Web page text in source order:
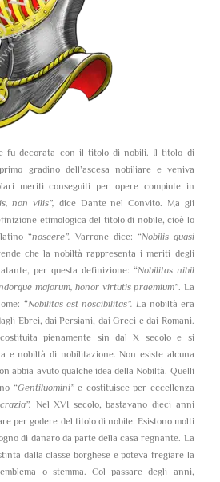
fu decorata con il titolo di nobili. Il titolo di
gradino dell’ascesa nobiliare e veniva
meriti conseguiti per opere compiute in
non vilis”, dice Dante nel Convito. Ma gli
etimologica del titolo di nobile, cioè lo
“noscere”. Varrone dice: “Nobilis quasi
che la nobiltà rappresenta i meriti degli
per questa definizione: “Nobilitas nihil
majorum, honor virtutis praemium”. La
“Nobilitas est noscibilitas”. La nobiltà era
Ebrei, dai Persiani, dai Greci e dai Romani.
pienamente sin dal X secolo e si
e nobiltà di nobilitazione. Non esiste alcuna
abbia avuto qualche idea della Nobiltà. Quelli
“Gentiluomini”e costituisce per eccellenza
Nel XVI secolo, bastavano dieci anni
per godere del titolo di nobile. Esistono molti
di danaro da parte della casa regnante. La
dalla classe borghese e poteva fregiare la
o stemma. Col passare degli anni,